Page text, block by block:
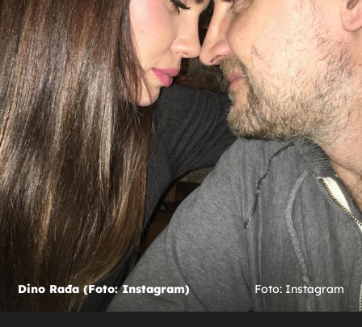
Dino Rađa (Foto: Instagram) Foto: Instagram